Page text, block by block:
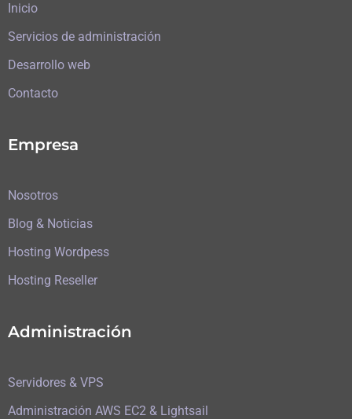
Inicio
Servicios de administración
Desarrollo web
Contacto
Empresa
Nosotros
Blog & Noticias
Hosting Wordpess
Hosting Reseller
Administración
Servidores & VPS
Administración AWS EC2 & Lightsail